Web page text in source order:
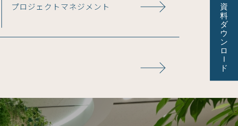
プロジェクトマネジメント